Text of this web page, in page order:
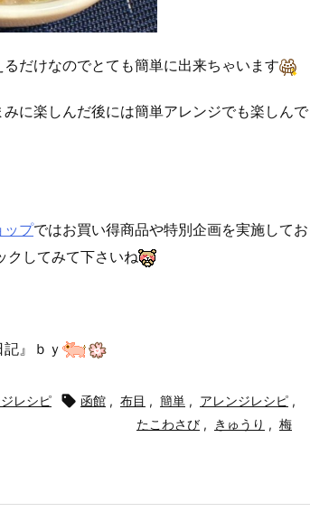
だけなのでとても簡単に出来ちゃいます
に楽しんだ後には簡単アレンジでも楽しんで
ップではお買い得商品や特別企画を実施してお
クしてみて下さいね
』ｂｙ
レシピ  函館 , 布目 , 簡単 , アレンジレシピ ,
たこわさび , きゅうり , 梅